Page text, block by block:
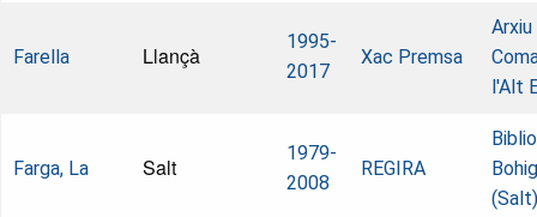
Farella Llançà
1995-
2017
Xac Premsa
Arxiu
l'Alt
Farga, La Salt
1979-
2008
REGIRA
(Salt)